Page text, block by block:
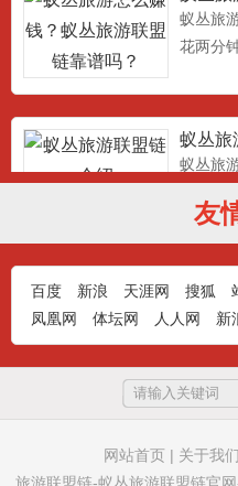
靠谱吗
蚁丛旅
花两分
蚁丛旅
蚁丛旅
究中心
蚁丛
蚁丛旅
铁票，
蚁从旅
蚁丛旅
步骤任
友
百度 新浪 天涯网 搜狐
凤凰网
体坛网 人人网 新
网站首页 | 关于我们